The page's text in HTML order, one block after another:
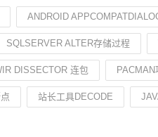
ANDROID
SQLSERVER ALTER存储过程
DISSECTOR 连包
站长工具DECODE